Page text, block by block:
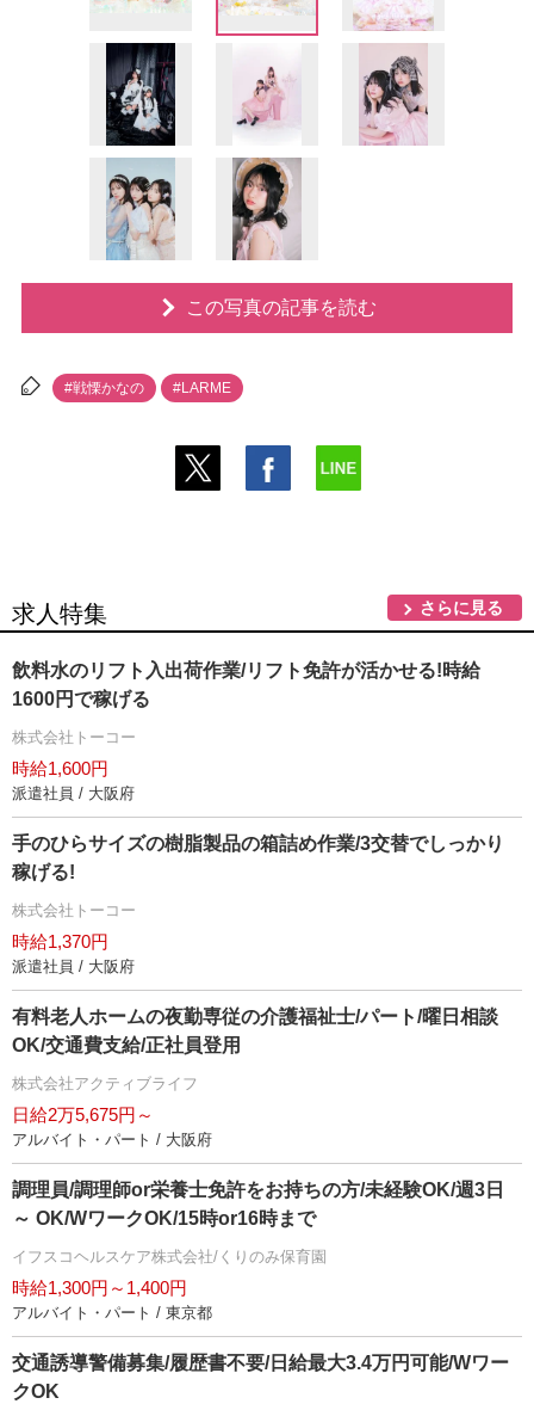
この写真の記事を読む
#戦慄かなの #LARME
求人特集 さらに見る
飲料水のリフト入出荷作業/リフト免許が活かせる!時給
1600円で稼げる
株式会社トーコー
時給1,600円
派遣社員 / 大阪府
手のひらサイズの樹脂製品の箱詰め作業/3交替でしっかり
稼げる!
株式会社トーコー
時給1,370円
派遣社員 / 大阪府
有料老人ホームの夜勤専従の介護福祉士/パート/曜日相談
OK/交通費支給/正社員登用
株式会社アクティブライフ
日給2万5,675円～
アルバイト・パート / 大阪府
調理員/調理師or栄養士免許をお持ちの方/未経験OK/週3日
～ OK/WワークOK/15時or16時まで
イフスコヘルスケア株式会社/くりのみ保育園
時給1,300円～1,400円
アルバイト・パート / 東京都
交通誘導警備募集/履歴書不要/日給最大3.4万円可能/Wワー
クOK